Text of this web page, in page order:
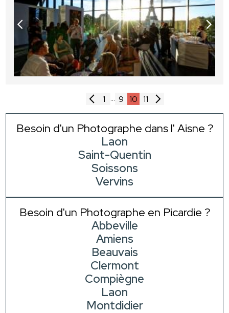
1 ... 9 10 11
Besoin d'un Photographe dans l' Aisne ?
Laon
Saint-Quentin
Soissons
Vervins
Besoin d'un Photographe en Picardie ?
Abbeville
Amiens
Beauvais
Clermont
Compiègne
Laon
Montdidier